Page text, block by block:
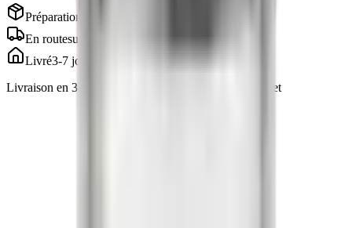
Préparation
En routesuivi inclus
Livré3-7 jours
Livraison en 3 à 7 jours · suivi inclus, emballage discret